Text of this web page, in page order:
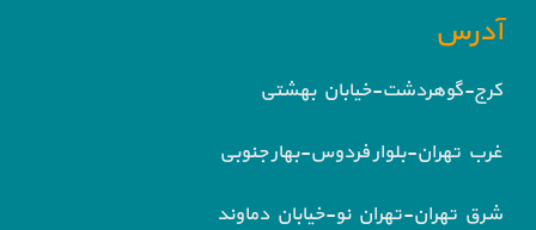
آدرس
کرج-گوهردشت-خیابان بهشتی
غرب تهران-بلوار فردوس-بهار جنوبی
شرق تهران-تهران نو-خیابان دماوند